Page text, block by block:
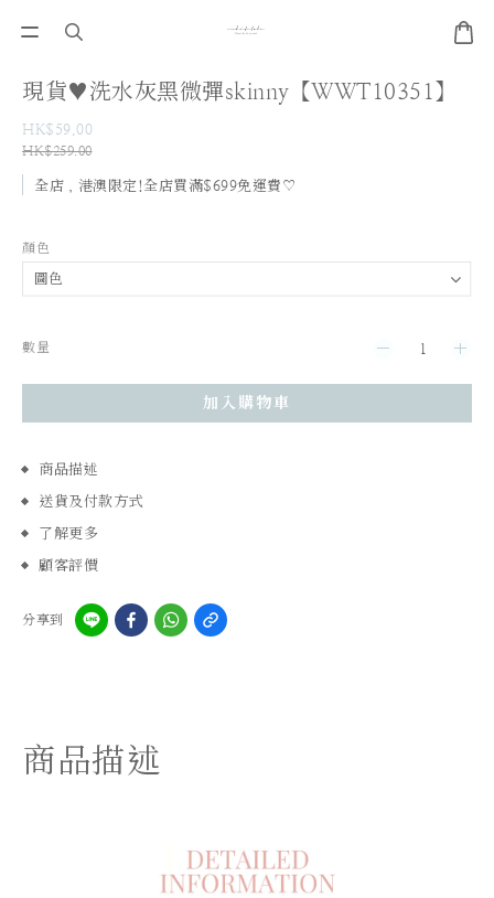
現貨♥洗水灰黑微彈skinny【WWT10351】
HK$59.00
HK$259.00
全店，港澳限定!全店買滿$699免運費♡
顏色
數量
加入購物車
商品描述
送貨及付款方式
了解更多
顧客評價
分享到
商品描述